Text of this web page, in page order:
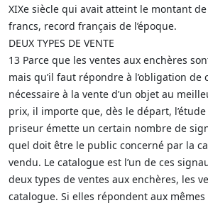
XIXe siècle qui avait atteint le montant
francs, record français de l’époque.
DEUX TYPES DE VENTE
13 Parce que les ventes aux enchères
mais qu’il faut répondre à l’obligation
nécessaire à la vente d’un objet au
prix, il importe que, dès le départ,
priseur émette un certain nombre de
quel doit être le public concerné par la
vendu. Le catalogue est l’un de ces
deux types de ventes aux enchères, les
catalogue. Si elles répondent aux